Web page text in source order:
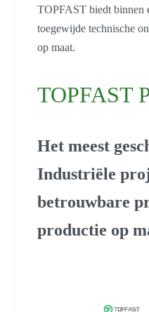
TOPFAST biedt binnen
toegewijde technische
op maat.
TOPFAST
Het meest
Industriële
betrouwbare
productie op